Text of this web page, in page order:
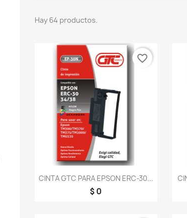
Hay 64 productos.
Vista rápida
CINTA GTC PARA EPSON ERC-30...
$ 0
favorite_border